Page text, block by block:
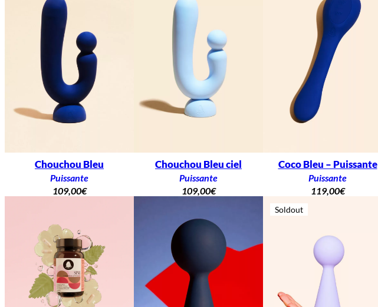
Chouchou Bleu
Puissante
109,00€
Chouchou Bleu ciel
Puissante
109,00€
Coco Bleu – Puissante
Puissante
119,00€
Soldout